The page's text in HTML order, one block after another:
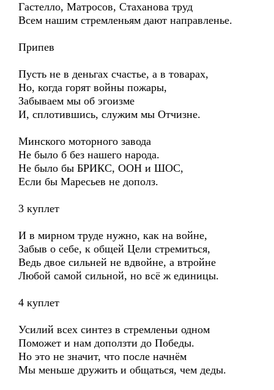
Гастелло, Матросов, Стаханова труд
Всем нашим стремленьям дают направленье.
Припев
Пусть не в деньгах счастье, а в товарах,
Но, когда горят войны пожары,
Забываем мы об эгоизме
И, сплотившись, служим мы Отчизне.
Минского моторного завода
Не было б без нашего народа.
Не было бы БРИКС, ООН и ШОС,
Если бы Маресьев не дополз.
3 куплет
И в мирном труде нужно, как на войне,
Забыв о себе, к общей Цели стремиться,
Ведь двое сильней не вдвойне, а втройне
Любой самой сильной, но всё ж единицы.
4 куплет
Усилий всех синтез в стремленьи одном
Поможет и нам доползти до Победы.
Но это не значит, что после начнём
Мы меньше дружить и общаться, чем деды.